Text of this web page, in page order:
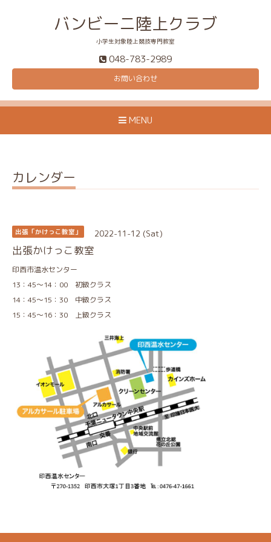
バンビーニ陸上クラブ
小学生対象陸上競技専門教室
048-783-2989
お問い合わせ
MENU
カレンダー
出張「かけっこ教室」 2022-11-12 (Sat)
出張かけっこ教室
印西市温水センター
13：45～14：00 初級クラス
14：45～15：30 中級クラス
15：45～16：30 上級クラス